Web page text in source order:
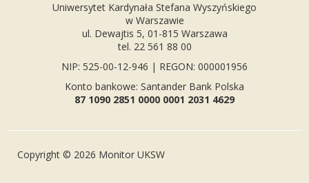
Uniwersytet Kardynała Stefana Wyszyńskiego
w Warszawie
ul. Dewajtis 5, 01-815 Warszawa
tel. 22 561 88 00
NIP: 525-00-12-946 | REGON: 000001956
Konto bankowe: Santander Bank Polska
87 1090 2851 0000 0001 2031 4629
Copyright © 2026 Monitor UKSW